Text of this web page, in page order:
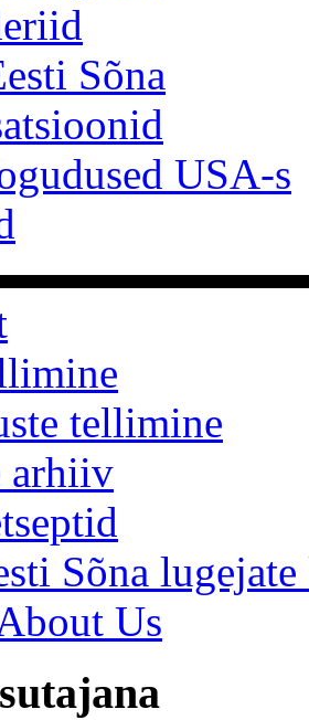
Sõna
USA-s
tellimine
arhiiv
Sõna
Us